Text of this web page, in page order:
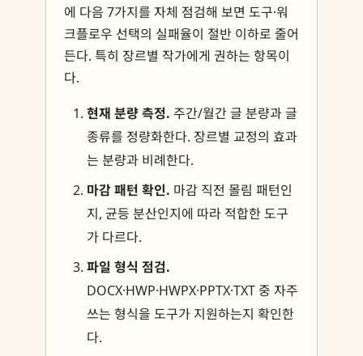
에 다음 7가지를 자체 점검해 보면 도구·워
크플로우 선택의 실패율이 절반 이하로 줄어
든다. 특히 장르별 작가에게 권하는 항목이
다.
현재 분량 측정. 주간/월간 글 분량과 글
종류를 정량화한다. 장르별 교정의 효과
는 분량과 비례한다.
마감 패턴 확인. 마감 직전 몰림 패턴인
지, 균등 분산인지에 따라 적합한 도구
가 다르다.
파일 형식 점검.
DOCX·HWP·HWPX·PPTX·TXT 중 자주
쓰는 형식을 도구가 지원하는지 확인한
다.